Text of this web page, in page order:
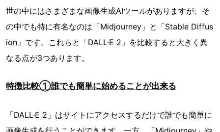
世の中にはさまざまな画像生成AIツールがありますが、そ
の中でも特に有名なのは「Midjourney」と「Stable Diffus
ion」です。これらと「DALL·E 2」を比較すると大きく異
なる点が3つあります。
特徴比較①誰でも簡単に始めることが出来る
「DALL·E 2」はサイトにアクセスするだけで誰でも簡単に